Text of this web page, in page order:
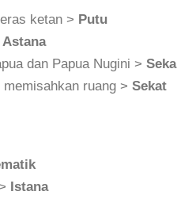
ketan > Putu
Astana
dan Papua Nugini > Seka
ruang > Sekat
Istana